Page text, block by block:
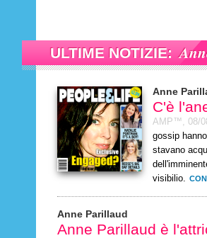
ULTIME NOTIZIE:
Anne
C'è
AMP™, 08/
gossip
stavano
visibilio.
Anne Parillaud
Anne Parillaud è